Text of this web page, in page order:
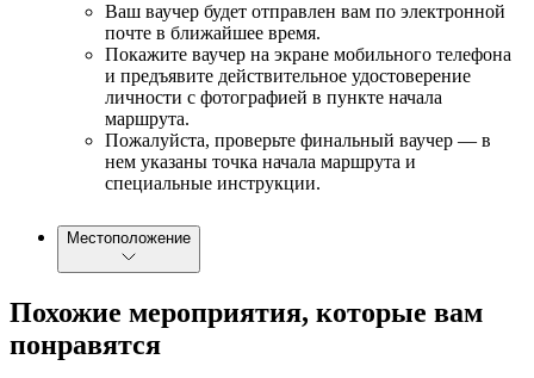
Ваш ваучер будет отправлен вам по электронной
почте в ближайшее время.
Покажите ваучер на экране мобильного телефона
и предъявите действительное удостоверение
личности с фотографией в пункте начала
маршрута.
Пожалуйста, проверьте финальный ваучер — в
нем указаны точка начала маршрута и
специальные инструкции.
Местоположение
Похожие мероприятия, которые вам
понравятся